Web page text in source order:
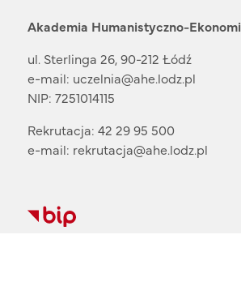
Akademia Humanistyczno-
ul. Sterlinga 26, 90-212 Łódź
e-mail: uczelnia@ahe.lodz.pl
NIP: 7251014115
Rekrutacja:42 29 95 500
e-mail: rekrutacja@ahe.lodz.pl